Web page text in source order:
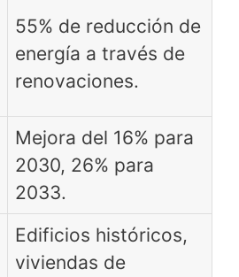
55% de reducción de
energía a través de
renovaciones.
Mejora del 16% para
2030, 26% para
2033.
Edificios históricos,
viviendas de